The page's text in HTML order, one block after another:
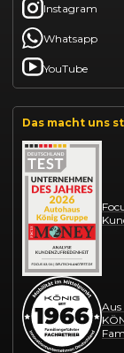
Instagram
Whatsapp
YouTube
Das macht uns